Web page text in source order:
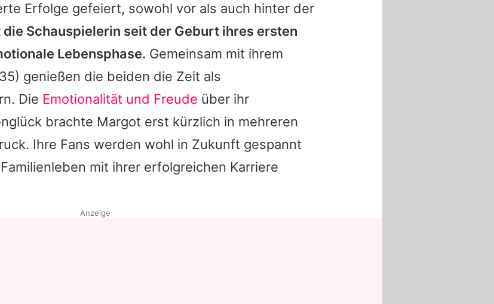
Erfolge gefeiert, sowohl vor als auch hinter der
Schauspielerin seit der Geburt ihres ersten
Lebensphase. Gemeinsam mit ihrem
genießen die beiden die Zeit als
Die Emotionalität und Freude über ihr
brachte Margot erst kürzlich in mehreren
Ihre Fans werden wohl in Zukunft gespannt
mit ihrer erfolgreichen Karriere
Anzeige